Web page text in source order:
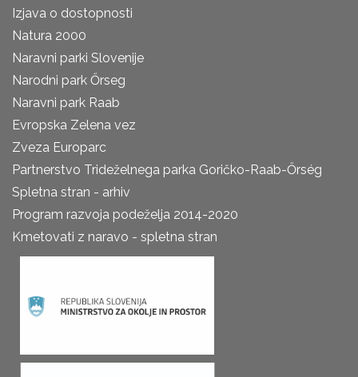
Izjava o dostopnosti
Natura 2000
Naravni parki Slovenije
Narodni park Őrseg
Naravni park Raab
Evropska Zelena vez
Zveza Europarc
Partnerstvo Trideželnega parka Goričko-Raab-Őrség
Spletna stran - arhiv
Program razvoja podeželja 2014-2020
Kmetovati z naravo - spletna stran